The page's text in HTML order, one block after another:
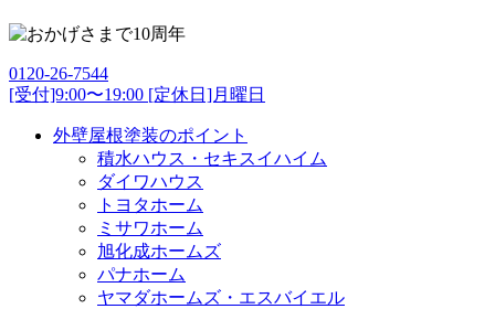
0120-26-7544
[受付]9:00〜19:00 [定休日]月曜日
外壁屋根塗装のポイント
積水ハウス・セキスイハイム
ダイワハウス
トヨタホーム
ミサワホーム
旭化成ホームズ
パナホーム
ヤマダホームズ・エスバイエル